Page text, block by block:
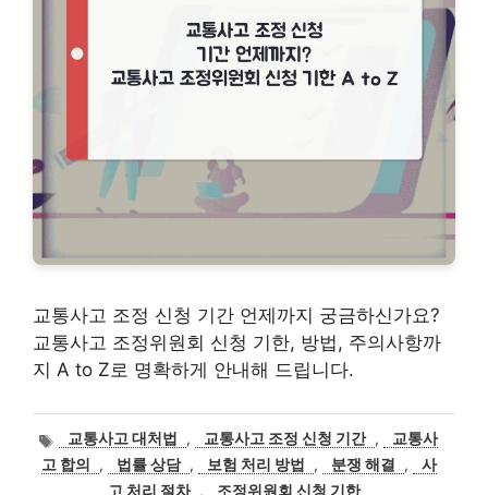
교통사고 조정 신청 기간 언제까지 궁금하신가요?
교통사고 조정위원회 신청 기한, 방법, 주의사항까
지 A to Z로 명확하게 안내해 드립니다.
태
그
교통사고 대처법 , 교통사고 조정 신청 기간 ,
교통사
고 합의
, 법률 상담 , 보험 처리 방법 , 분쟁 해결 ,
사
고 처리 절차 , 조정위원회 신청 기한